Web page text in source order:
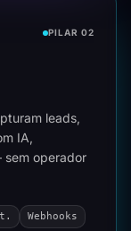
PILAR 02
leads,
IA,
sem operador
Webhooks